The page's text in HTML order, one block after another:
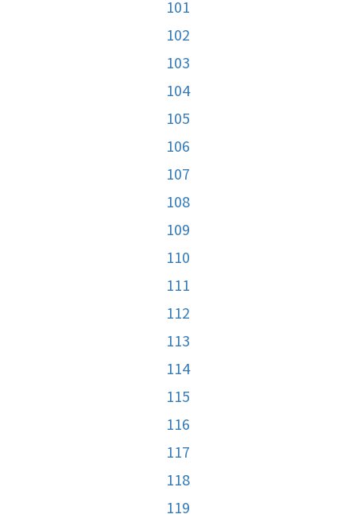
101
102
103
104
105
106
107
108
109
110
111
112
113
114
115
116
117
118
119